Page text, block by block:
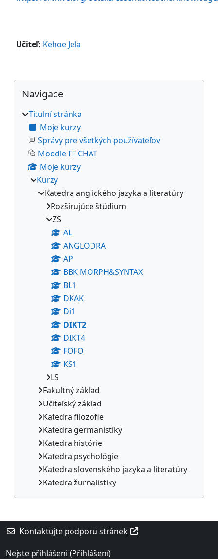
Učiteľ: Kehoe Jela
Bloky
Přeskočit: Navigace
Navigace
Titulní stránka
Moje kurzy
Správy pre všetkých používateľov
Moodle FF CHAT
Moje kurzy
Kurzy
Katedra anglického jazyka a literatúry
Rozširujúce štúdium
ZS
AL
ANGLODRA
AP
BBK MORPH&SYNTAX
BL1
DKAK
Di1
DIKT2
DIKT4
FOFO
KS1
LS
Fakultný základ
Učiteľský základ
Katedra filozofie
Katedra germanistiky
Katedra histórie
Katedra psychológie
Katedra slovenského jazyka a literatúry
Katedra žurnalistiky
Supplementary blocks
Kontaktujte podporu stránek
Nejste přihlášeni (Přihlášení)